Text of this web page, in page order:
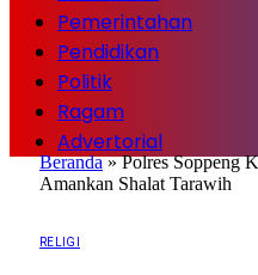
Pemerintahan
Pendidikan
Politik
Ragam
Advertorial
Beranda»Polres Soppeng
Amankan Shalat Tarawih
RELIGI